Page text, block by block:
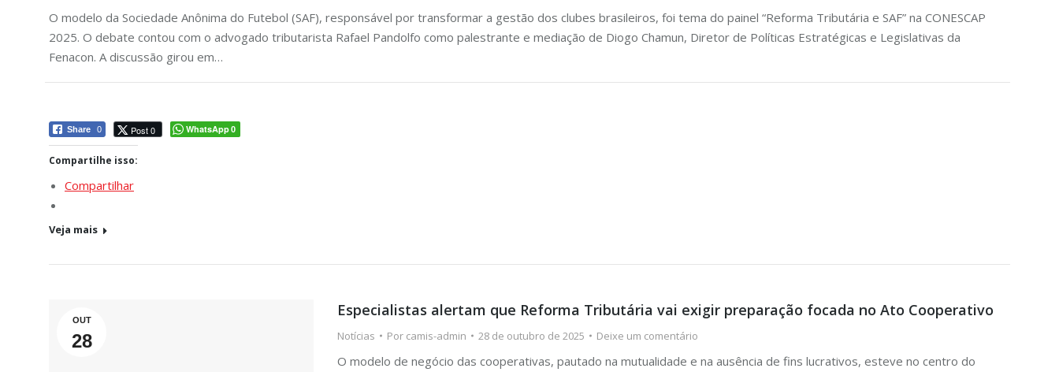
O modelo da Sociedade Anônima do Futebol (SAF), responsável por transformar a gestão dos clubes brasileiros, foi tema do painel “Reforma Tributária e SAF” na CONESCAP
2025. O debate contou com o advogado tributarista Rafael Pandolfo como palestrante e mediação de Diogo Chamun, Diretor de Políticas Estratégicas e Legislativas da
Fenacon. A discussão girou em…
Share 0 Post 0 WhatsApp0
Compartilhe isso:
Compartilhar
Veja mais
OUT
28
Especialistas alertam que Reforma Tributária vai exigir preparação focada no Ato Cooperativo
Notícias Por camis-admin 28 de outubro de 2025 Deixe um comentário
O modelo de negócio das cooperativas, pautado na mutualidade e na ausência de fins lucrativos, esteve no centro do